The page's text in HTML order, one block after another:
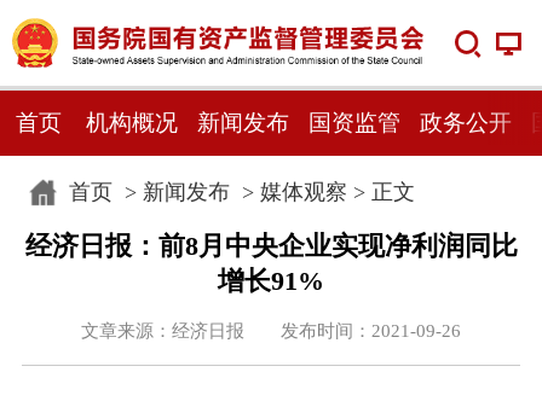
首页 机构概况 新闻发布 国资监管 政务公开
首页> 新闻发布> 媒体观察 > 正文
经济日报：前8月中央企业实现净利润同比
增长91%
文章来源：经济日报 发布时间：2021-09-26